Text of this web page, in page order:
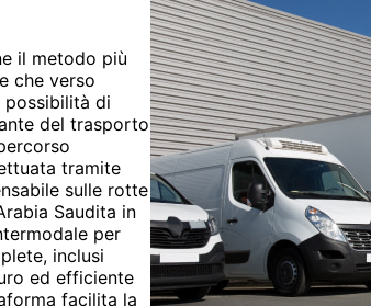
il metodo più
che verso
di
del trasporto
tramite
sulle rotte
Saudita in
per
inclusi
ed efficiente
facilita la